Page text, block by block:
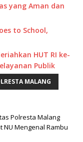
yang Aman dan
to School,
HUT RI ke-
Publik
MALANG
Polresta Malang
NU Mengenal Rambu